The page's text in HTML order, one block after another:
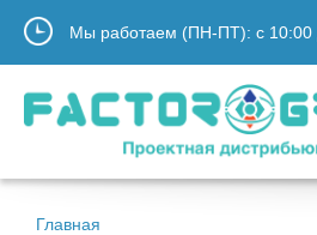
Мы работаем (ПН-ПТ): с 10:00
Главная